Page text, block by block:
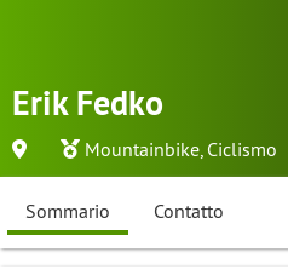
Erik Fedko
Mountainbike, Ciclismo
Sommario Contatto